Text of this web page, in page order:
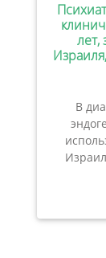
лет,
В